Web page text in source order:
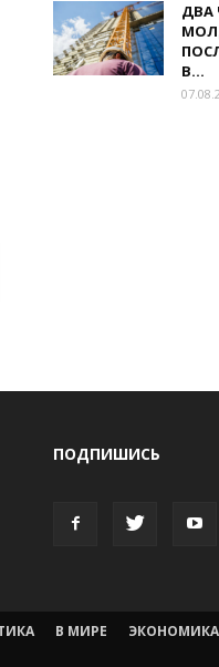
ДВА
В...
ПОДПИШИСЬ
В МИРЕ ЭКОНОМИКА